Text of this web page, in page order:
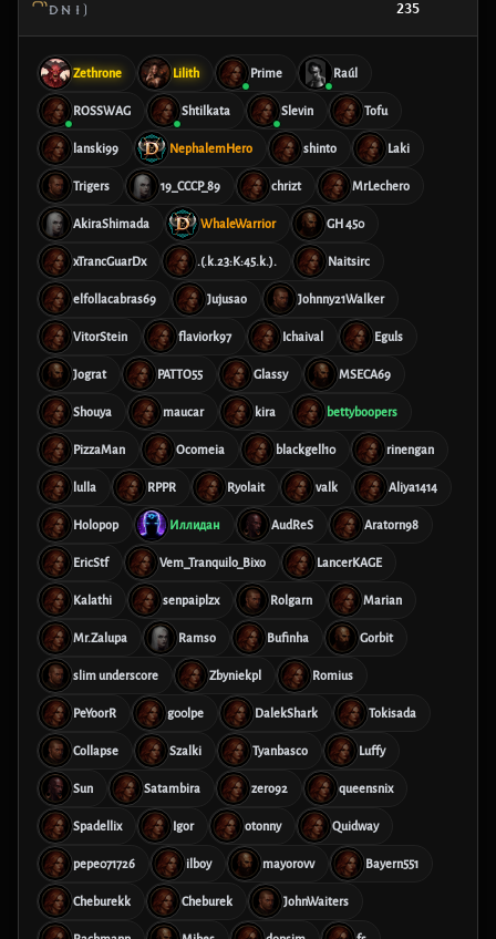
DNI)
235
Zethrone Lilith Prime Raúl
ROSSWAG Shtilkata Slevin Tofu
lanski99 NephalemHero shinto Laki
Trigers 19_CCCP_89 chrizt MrLechero
AkiraShimada WhaleWarrior GH 450
xTrancGuarDx .(.k.23:K:45.k.). Naitsirc
elfollacabras69 Jujusao Johnny21Walker
VitorStein flaviork97 Ichaival Eguls
Jograt PATTO55 Glassy MSECA69
Shouya maucar kira bettyboopers
PizzaMan Ocomeia blackgell10 rinengan
lulla RPPR Ryolait valk Aliya1414
Holopop Иллидан AudReS Aratorn98
EricStf Vem_Tranquilo_Bixo LancerKAGE
Kalathi senpaiplzx Rolgarn Marian
Mr.Zalupa Ramso Bufinha Gorbit
slim underscore Zbyniekpl Romius
PeYoorR g00lpe DalekShark Tokisada
Collapse Szalki Tyanbasco Luffy
Sun Satambira zero92 queensnix
Spadellix Igor otonny Quidway
pepe071726 ilboy mayorovv Bayern551
Cheburekk Cheburek JohnWaiters